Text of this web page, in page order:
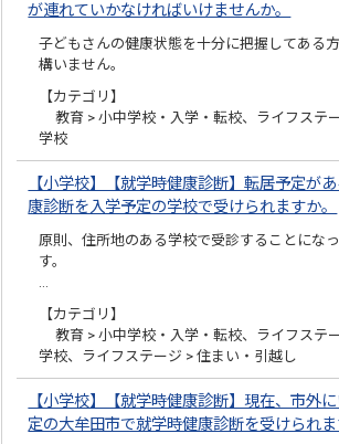
が連れていかなければいけませんか。
子どもさんの健康状態を十分に把握してある
構いません。
【カテゴリ】
教育 > 小中学校・入学・転校、ライフステ
学校
【小学校】【就学時健康診断】転居予定が
康診断を入学予定の学校で受けられますか。
原則、住所地のある学校で受診することにな
…
【カテゴリ】
教育 > 小中学校・入学・転校、ライフステ
学校、ライフステージ > 住まい・引越し
【小学校】【就学時健康診断】現在、市外
定の大牟田市で就学時健康診断を受けられま